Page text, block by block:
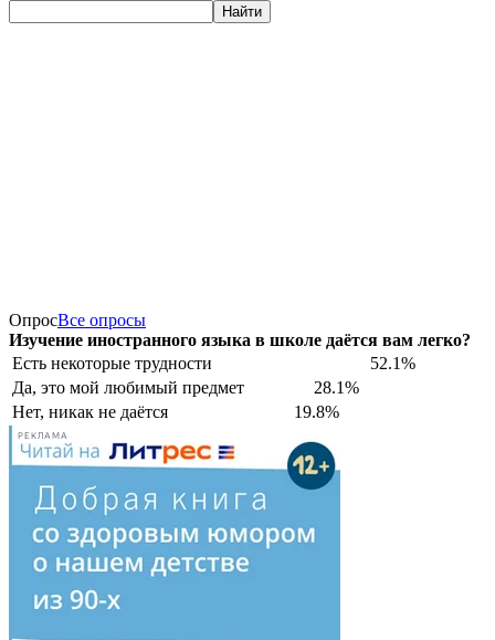
Найти
ОпросВсе опросы
Изучение иностранного языка в школе даётся вам легко?
Есть некоторые трудности
52.1%
Да, это мой любимый предмет
28.1%
Нет, никак не даётся
19.8%
РЕКЛАМА